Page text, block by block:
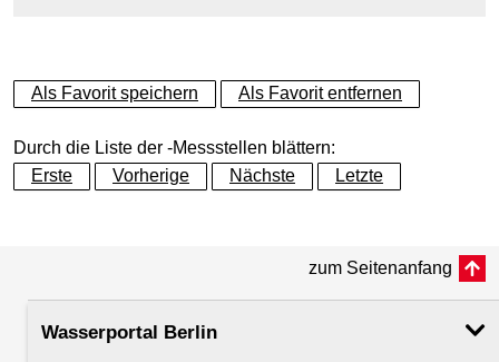
+
−
Als Favorit speichern Als Favorit entfernen
Durch die Liste der -Messstellen blättern:
Erste
Vorherige Nächste Letzte
zum Seitenanfang
Wasserportal Berlin